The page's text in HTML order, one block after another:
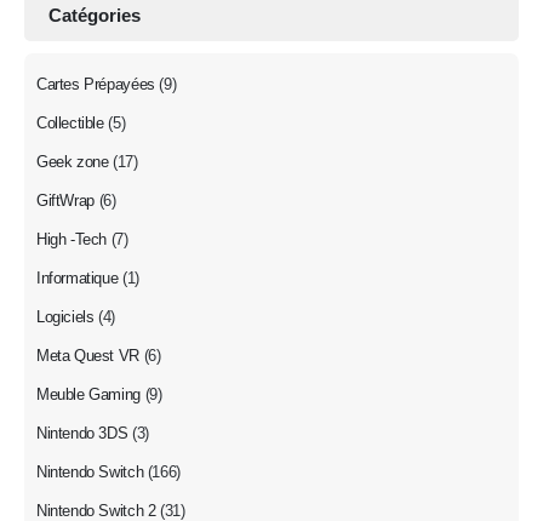
Catégories
Cartes Prépayées (9)
Collectible (5)
Geek zone (17)
GiftWrap (6)
High -Tech (7)
Informatique (1)
Logiciels (4)
Meta Quest VR (6)
Meuble Gaming (9)
Nintendo 3DS (3)
Nintendo Switch (166)
Nintendo Switch 2 (31)